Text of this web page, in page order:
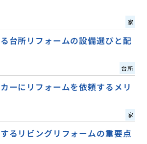
家
台所リフォームの設備選びと配
台所
ーにリフォームを依頼するメリ
家
るリビングリフォームの重要点